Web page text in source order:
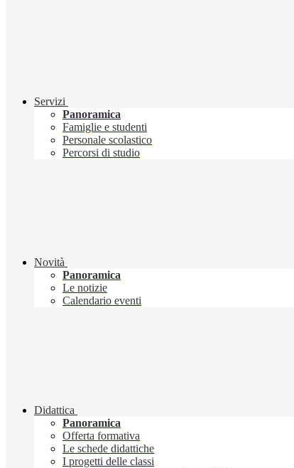
Servizi
Panoramica
Famiglie e studenti
Personale scolastico
Percorsi di studio
Novità
Panoramica
Le notizie
Calendario eventi
Didattica
Panoramica
Offerta formativa
Le schede didattiche
I progetti delle classi